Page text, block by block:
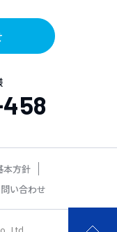
本方針
い合わせ